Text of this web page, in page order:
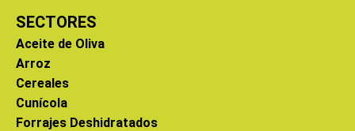
SECTORES
Aceite de Oliva
Arroz
Cereales
Cunícola
Forrajes Deshidratados